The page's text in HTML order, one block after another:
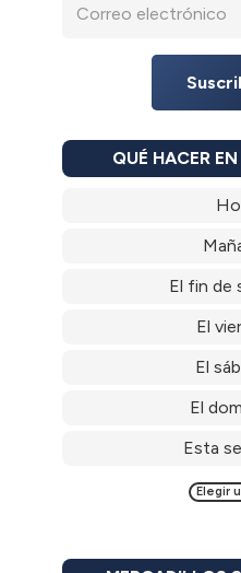
QUÉ HACER
El fin de
El
El
El
Esta
Elegir